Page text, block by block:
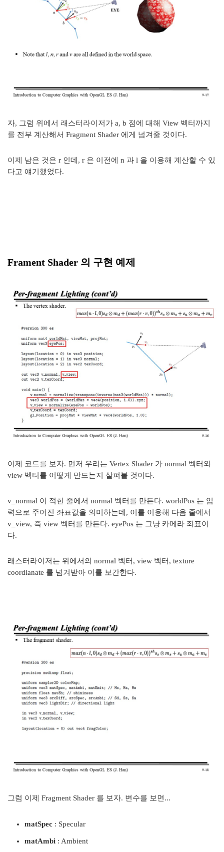
자, 그럼 위에서 래스터라이저가 a, b 점에 대해 View 벡터까지
를 전부 계산해서 Fragment Shader 에게 넘겨줄 것이다.
이제 남은 것은 r 인데, r 은 이전에 n 과 l 을 이용해 계산할 수 있
다고 얘기했었다.
Frament Shader 의 구현 예제
이제 코드를 보자. 먼저 우리는 Vertex Shader 가 normal 벡터와
view 벡터를 어떻게 만드는지 살펴볼 것이다.
v_normal 이 적힌 줄에서 normal 벡터를 만든다. worldPos 는 입
력으로 주어진 좌표값을 의미하는데, 이를 이용해 다음 줄에서
v_view, 즉 view 벡터를 만든다. eyePos 는 그냥 카메라 좌표이
다.
래스터라이저는 위에서의 normal 벡터, view 벡터, texture
coordianate 를 넘겨받아 이를 보간한다.
그럼 이제 Fragment Shader 를 보자. 변수를 보면...
matSpec : Specular
matAmbi : Ambient